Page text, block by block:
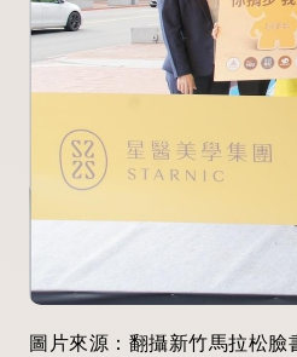
圖片來源：翻攝新竹馬拉松臉